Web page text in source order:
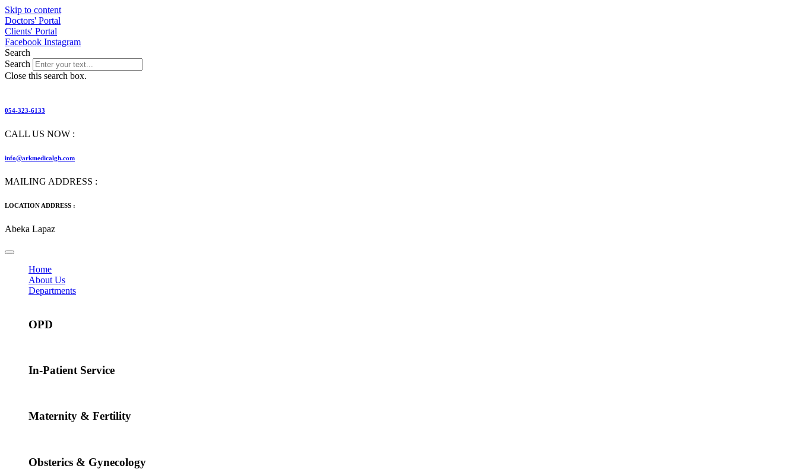
Skip to content
Doctors' Portal
Clients' Portal
Facebook Instagram
Search
Search
Close this search box.
054-323-6133
CALL US NOW :
info@arkmedicalgh.com
MAILING ADDRESS :
LOCATION ADDRESS :
Abeka Lapaz
Home
About Us
Departments
OPD
In-Patient Service
Maternity & Fertility
Obsterics & Gynecology